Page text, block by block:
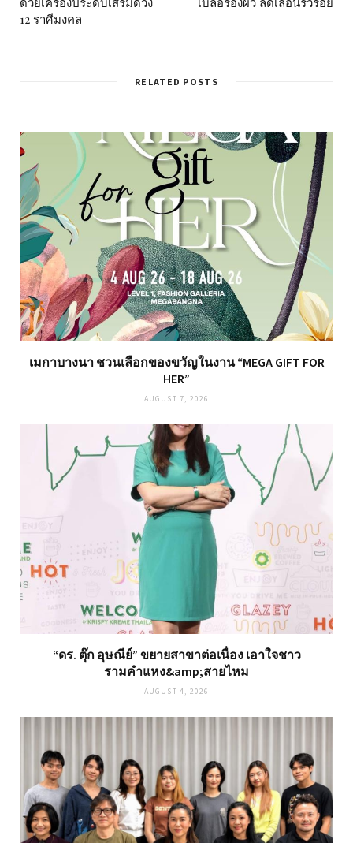
12 ราศีมงคล
RELATED POSTS
เมกาบางนา ชวนเลือกของขวัญในงาน “MEGA GIFT FOR
HER”
AUGUST 7, 2026
“ดร. ตุ๊ก อุษณีย์” ขยายสาขาต่อเนื่อง เอาใจชาว
รามคำแหง&amp;สายไหม
AUGUST 4, 2026